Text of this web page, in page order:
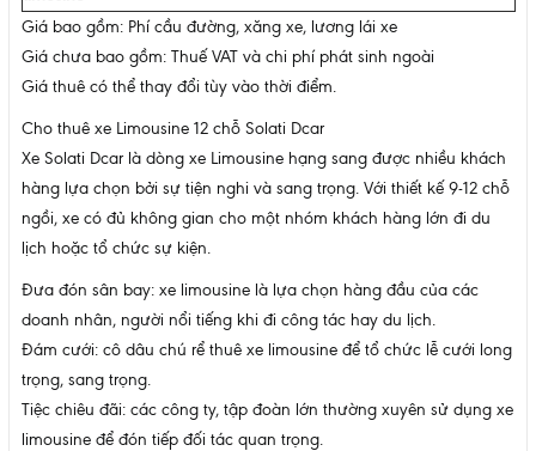
Giá bao gồm: Phí cầu đường, xăng xe, lương lái xe
Giá chưa bao gồm: Thuế VAT và chi phí phát sinh ngoài
Giá thuê có thể thay đổi tùy vào thời điểm.
Cho thuê xe Limousine 12 chỗ Solati Dcar
Xe Solati Dcar là dòng xe Limousine hạng sang được nhiều khách
hàng lựa chọn bởi sự tiện nghi và sang trọng. Với thiết kế 9-12 chỗ
ngồi, xe có đủ không gian cho một nhóm khách hàng lớn đi du
lịch hoặc tổ chức sự kiện.
Đưa đón sân bay: xe limousine là lựa chọn hàng đầu của các
doanh nhân, người nổi tiếng khi đi công tác hay du lịch.
Đám cưới: cô dâu chú rể thuê xe limousine để tổ chức lễ cưới long
trọng, sang trọng.
Tiệc chiêu đãi: các công ty, tập đoàn lớn thường xuyên sử dụng xe
limousine để đón tiếp đối tác quan trọng.